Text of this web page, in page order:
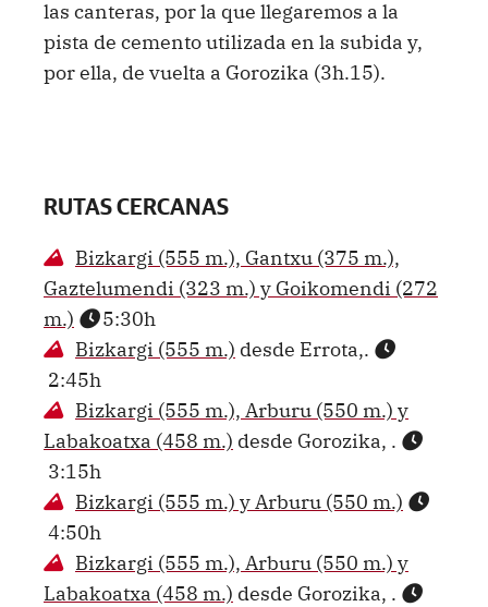
las canteras, por la que llegaremos a la
pista de cemento utilizada en la subida y,
por ella, de vuelta a Gorozika (3h.15).
RUTAS CERCANAS
Bizkargi (555 m.), Gantxu (375 m.),
Gaztelumendi (323 m.) y Goikomendi (272
m.)
5:30h
Bizkargi (555 m.) desde Errota,.
2:45h
Bizkargi (555 m.), Arburu (550 m.) y
Labakoatxa (458 m.) desde Gorozika, .
3:15h
Bizkargi (555 m.) y Arburu (550 m.)
4:50h
Bizkargi (555 m.), Arburu (550 m.) y
Labakoatxa (458 m.) desde Gorozika, .